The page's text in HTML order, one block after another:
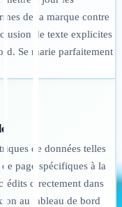
de la marque contre
de texte explicites
Se marie parfaitement
de données telles
page spécifiques à la
directement dans
au tableau de bord